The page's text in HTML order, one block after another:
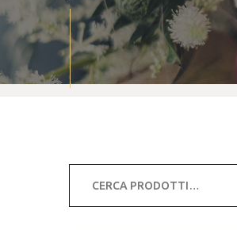
Account
Carrello
Checkout